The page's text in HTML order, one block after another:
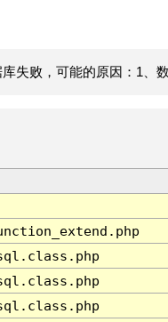
失败，可能的原因：1、